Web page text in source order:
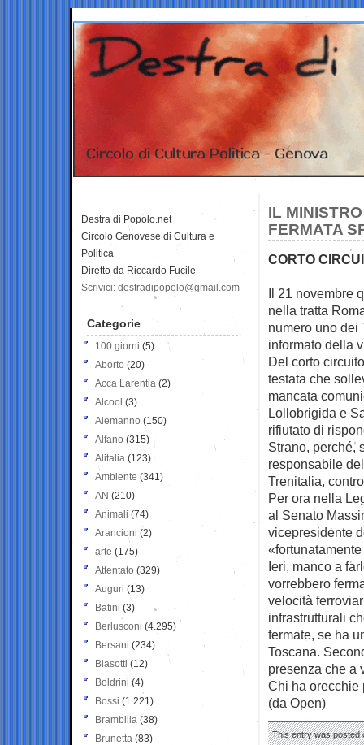
IL
FERMATA
CORTO
Il 21 novembre
nella tratta
numero uno dei
informato della
Del corto
testata che
mancata
Lollobrigida e
rifiutato di
Strano, perché,
responsabile
Trenitalia,
Per ora nella
al Senato
vicepresidente
Ieri, manco a
vorrebbero
velocità
infrastrutturali
fermate, se ha
Toscana.
presenza che a
Chi ha orecchie
(da Open)
This entry was posted
Destra di Popolo.net
Circolo Genovese di Cultura e
Politica
Diretto da Riccardo Fucile
Scrivici: destradipopolo@gmail.com
Categorie
100 giorni (5)
Aborto (20)
Acca Larentia (2)
Alcool (3)
Alemanno (150)
Alfano (315)
Alitalia (123)
Ambiente (341)
AN (210)
Animali (74)
Arancioni (2)
arte (175)
Attentato (329)
Auguri (13)
Batini (3)
Berlusconi (4.295)
Bersani (234)
Biasotti (12)
Boldrini (4)
Bossi (1.221)
Brambilla (38)
Brunetta (83)